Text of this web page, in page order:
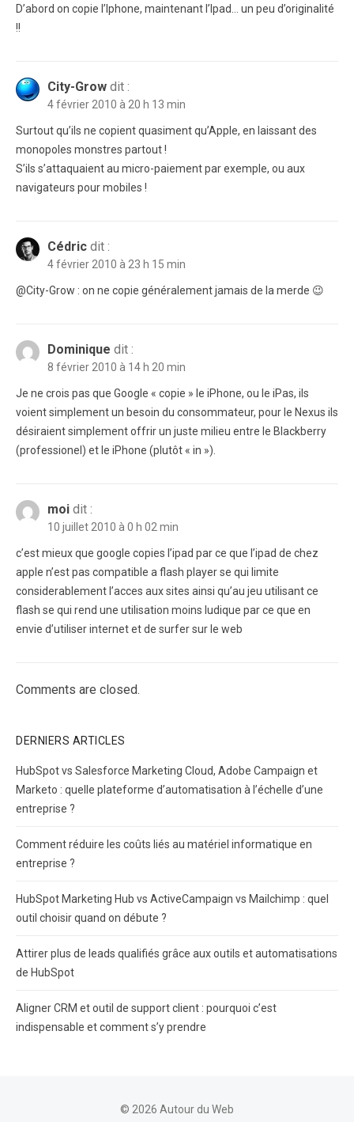
D’abord on copie l’Iphone, maintenant l’Ipad… un peu d’originalité
!!
City-Grow dit :
4 février 2010 à 20 h 13 min
Surtout qu’ils ne copient quasiment qu’Apple, en laissant des
monopoles monstres partout !
S’ils s’attaquaient au micro-paiement par exemple, ou aux
navigateurs pour mobiles !
Cédric dit :
4 février 2010 à 23 h 15 min
@City-Grow : on ne copie généralement jamais de la merde 😉
Dominique dit :
8 février 2010 à 14 h 20 min
Je ne crois pas que Google « copie » le iPhone, ou le iPas, ils
voient simplement un besoin du consommateur, pour le Nexus ils
désiraient simplement offrir un juste milieu entre le Blackberry
(professionel) et le iPhone (plutôt « in »).
moi dit :
10 juillet 2010 à 0 h 02 min
c’est mieux que google copies l’ipad par ce que l’ipad de chez
apple n’est pas compatible a flash player se qui limite
considerablement l’acces aux sites ainsi qu’au jeu utilisant ce
flash se qui rend une utilisation moins ludique par ce que en
envie d’utiliser internet et de surfer sur le web
Comments are closed.
DERNIERS ARTICLES
HubSpot vs Salesforce Marketing Cloud, Adobe Campaign et
Marketo : quelle plateforme d’automatisation à l’échelle d’une
entreprise ?
Comment réduire les coûts liés au matériel informatique en
entreprise ?
HubSpot Marketing Hub vs ActiveCampaign vs Mailchimp : quel
outil choisir quand on débute ?
Attirer plus de leads qualifiés grâce aux outils et automatisations
de HubSpot
Aligner CRM et outil de support client : pourquoi c’est
indispensable et comment s’y prendre
© 2026 Autour du Web